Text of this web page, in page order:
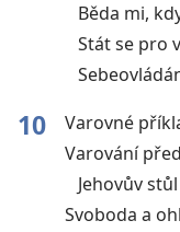
Běda mi,
Stát se pro
10 Varovné
Varování
Jehovův
Svoboda a